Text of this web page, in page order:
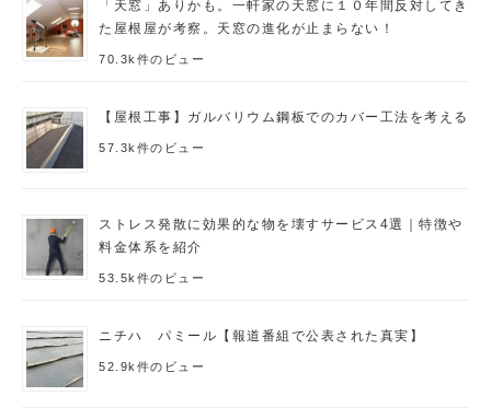
「天窓」ありかも。一軒家の天窓に１０年間反対してき
た屋根屋が考察。天窓の進化が止まらない！
70.3k件のビュー
【屋根工事】ガルバリウム鋼板でのカバー工法を考える
57.3k件のビュー
ストレス発散に効果的な物を壊すサービス4選｜特徴や
料金体系を紹介
53.5k件のビュー
ニチハ パミール【報道番組で公表された真実】
52.9k件のビュー